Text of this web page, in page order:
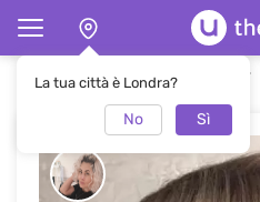
La tua città è Londra?
No Sì
Pagina principale Tagli dei capelli